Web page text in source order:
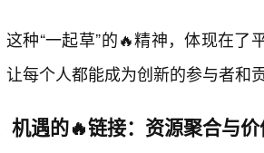
这种“一起草”的🔥精神，体现在
让每个人都能成为创新的参与者和
机遇的🔥链接：资源聚合与